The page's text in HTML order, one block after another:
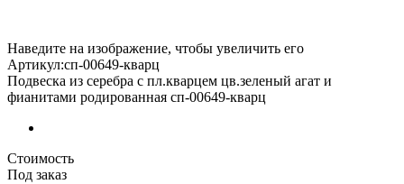
Наведите на изображение, чтобы увеличить его
Артикул:сп-00649-кварц
Подвеска из серебра с пл.кварцем цв.зеленый агат и
фианитами родированная сп-00649-кварц
Стоимость
Под заказ